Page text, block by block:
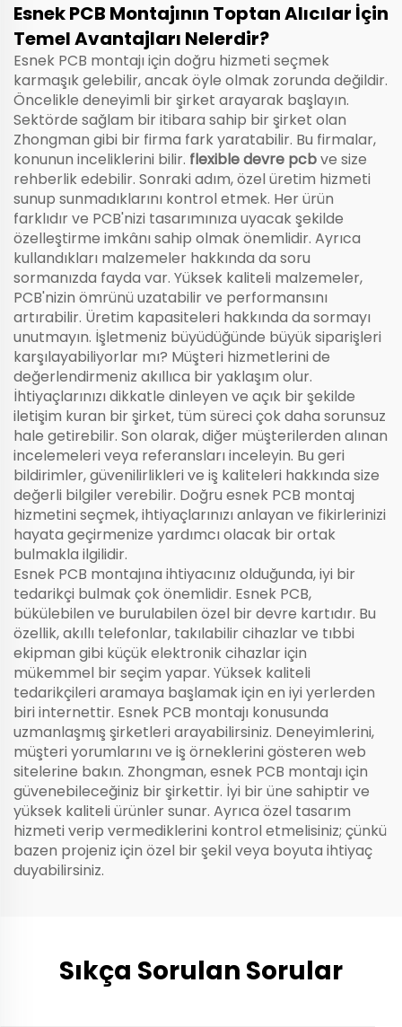
Esnek PCB Montajının Toptan Alıcılar İçin
Temel Avantajları Nelerdir?
Esnek PCB montajı için doğru hizmeti seçmek
karmaşık gelebilir, ancak öyle olmak zorunda değildir.
Öncelikle deneyimli bir şirket arayarak başlayın.
Sektörde sağlam bir itibara sahip bir şirket olan
Zhongman gibi bir firma fark yaratabilir. Bu firmalar,
konunun inceliklerini bilir. flexible devre pcbve size
rehberlik edebilir. Sonraki adım, özel üretim hizmeti
sunup sunmadıklarını kontrol etmek. Her ürün
farklıdır ve PCB'nizi tasarımınıza uyacak şekilde
özelleştirme imkânı sahip olmak önemlidir. Ayrıca
kullandıkları malzemeler hakkında da soru
sormanızda fayda var. Yüksek kaliteli malzemeler,
PCB'nizin ömrünü uzatabilir ve performansını
artırabilir. Üretim kapasiteleri hakkında da sormayı
unutmayın. İşletmeniz büyüdüğünde büyük siparişleri
karşılayabiliyorlar mı? Müşteri hizmetlerini de
değerlendirmeniz akıllıca bir yaklaşım olur.
İhtiyaçlarınızı dikkatle dinleyen ve açık bir şekilde
iletişim kuran bir şirket, tüm süreci çok daha sorunsuz
hale getirebilir. Son olarak, diğer müşterilerden alınan
incelemeleri veya referansları inceleyin. Bu geri
bildirimler, güvenilirlikleri ve iş kaliteleri hakkında size
değerli bilgiler verebilir. Doğru esnek PCB montaj
hizmetini seçmek, ihtiyaçlarınızı anlayan ve fikirlerinizi
hayata geçirmenize yardımcı olacak bir ortak
bulmakla ilgilidir.
Esnek PCB montajına ihtiyacınız olduğunda, iyi bir
tedarikçi bulmak çok önemlidir. Esnek PCB,
bükülebilen ve burulabilen özel bir devre kartıdır. Bu
özellik, akıllı telefonlar, takılabilir cihazlar ve tıbbi
ekipman gibi küçük elektronik cihazlar için
mükemmel bir seçim yapar. Yüksek kaliteli
tedarikçileri aramaya başlamak için en iyi yerlerden
biri internettir. Esnek PCB montajı konusunda
uzmanlaşmış şirketleri arayabilirsiniz. Deneyimlerini,
müşteri yorumlarını ve iş örneklerini gösteren web
sitelerine bakın. Zhongman, esnek PCB montajı için
güvenebileceğiniz bir şirkettir. İyi bir üne sahiptir ve
yüksek kaliteli ürünler sunar. Ayrıca özel tasarım
hizmeti verip vermediklerini kontrol etmelisiniz; çünkü
bazen projeniz için özel bir şekil veya boyuta ihtiyaç
duyabilirsiniz.
Sıkça Sorulan Sorular